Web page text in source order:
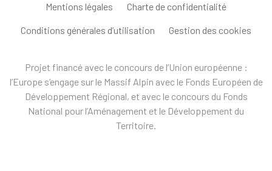
Mentions légales Charte de confidentialité
Conditions générales d’utilisation Gestion des cookies
Projet financé avec le concours de l’Union européenne :
l’Europe s’engage sur le Massif Alpin avec le Fonds Européen de
Développement Régional, et avec le concours du Fonds
National pour l’Aménagement et le Développement du
Territoire.